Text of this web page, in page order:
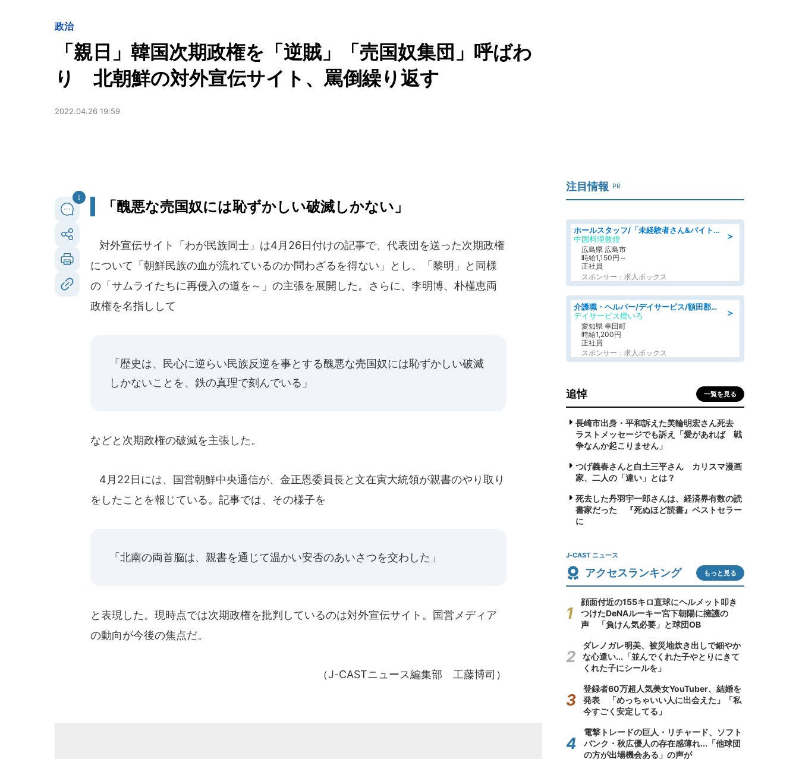
政治
「親日」韓国次期政権を「逆賊」「売国奴集団」呼ばわ
り 北朝鮮の対外宣伝サイト、罵倒繰り返す
2022.04.26 19:59
1
「醜悪な売国奴には恥ずかしい破滅しかない」
対外宣伝サイト「わが民族同士」は4月26日付けの記事で、代表団を送った次期政権
について「朝鮮民族の血が流れているのか問わざるを得ない」とし、「黎明」と同様
の「サムライたちに再侵入の道を～」の主張を展開した。さらに、李明博、朴槿恵両
政権を名指しして
「歴史は、民心に逆らい民族反逆を事とする醜悪な売国奴には恥ずかしい破滅
しかないことを、鉄の真理で刻んでいる」
などと次期政権の破滅を主張した。
4月22日には、国営朝鮮中央通信が、金正恩委員長と文在寅大統領が親書のやり取り
をしたことを報じている。記事では、その様子を
「北南の両首脳は、親書を通じて温かい安否のあいさつを交わした」
と表現した。現時点では次期政権を批判しているのは対外宣伝サイト。国営メディア
の動向が今後の焦点だ。
（J-CASTニュース編集部 工藤博司）
注目情報 PR
＞
ホールスタッフ/「未経験者さん&バイトデビューも大歓迎」残業ほぼなし×1日3時間〜勤務OK!フォロー体制も充実/広島県/広島市南区
中国料理敦煌
広島県 広島市
時給1,150円～
正社員
スポンサー：求人ボックス
＞
介護職・ヘルパー/デイサービス/額田郡幸田町/JR東海道本線 幸田/愛知県
デイサービス燈いろ
愛知県 幸田町
時給1,200円
正社員
スポンサー：求人ボックス
追悼 一覧を見る
長崎市出身・平和訴えた美輪明宏さん死去
ラストメッセージでも訴え「愛があれば 戦
争なんか起こりません」
つげ義春さんと白土三平さん カリスマ漫画
家、二人の「違い」とは？
死去した丹羽宇一郎さんは、経済界有数の読
書家だった 『死ぬほど読書』ベストセラー
に
J-CAST ニュース
アクセスランキング もっと見る
顔面付近の155キロ直球にヘルメット叩き
つけたDeNAルーキー宮下朝陽に擁護の
声 「負けん気必要」と球団OB
ダレノガレ明美、被災地炊き出しで細やか
な心遣い...「並んでくれた子やとりにきて
くれた子にシールを」
登録者60万超人気美女YouTuber、結婚を
発表 「めっちゃいい人に出会えた」「私
今すごく安定してる」
電撃トレードの巨人・リチャード、ソフト
バンク・秋広優人の存在感薄れ...「他球団
の方が出場機会ある」の声が